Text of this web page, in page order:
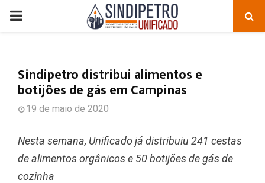
PRIMARY
Sindipetro distribui alimentos e
botijões de gás em Campinas
19 de maio de 2020
Nesta semana, Unificado já distribuiu 241 cestas
de alimentos orgânicos e 50 botijões de gás de
cozinha